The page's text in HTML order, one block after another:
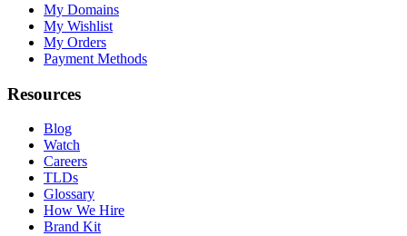
My Domains
My Wishlist
My Orders
Payment Methods
Resources
Blog
Watch
Careers
TLDs
Glossary
How We Hire
Brand Kit